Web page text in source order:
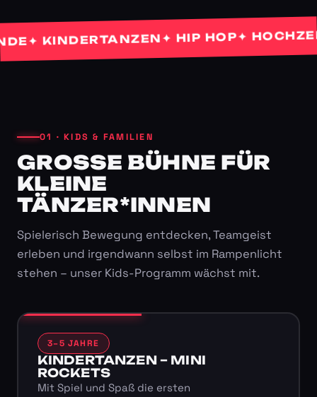
KINDERTANZEN✦ HIP HOP✦
01 · KIDS & FAMILIEN
GROSSE BÜHNE FÜR K
LEINE T
ÄNZER*INNEN
Spielerisch Bewegung entdecken, Teamgeist
erleben und irgendwann selbst im Rampenlicht
stehen – unser Kids-Programm wächst mit.
3–5 JAHRE
KINDERTANZEN – MINI
ROCKETS
Mit Spiel und Spaß die ersten